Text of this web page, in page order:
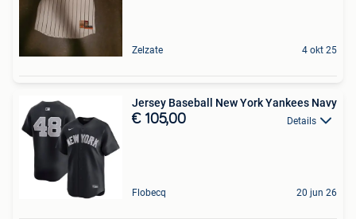
Zelzate 4 okt 25
Jersey Baseball New York Yankees Navy
€ 105,00 Details
Flobecq 20 jun 26